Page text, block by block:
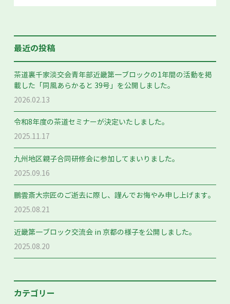
最近の投稿
茶道裏千家淡交会青年部近畿第一ブロックの1年間の活動を掲
載した「同風あらかると 39号」を公開しました。
2026.02.13
令和8年度の茶道セミナーが決定いたしました。
2025.11.17
九州地区親子合同研修会に参加してまいりました。
2025.09.16
鵬雲斎大宗匠のご逝去に際し、謹んでお悔やみ申し上げます。
2025.08.21
近畿第一ブロック交流会 in 京都の様子を公開しました。
2025.08.20
カテゴリー